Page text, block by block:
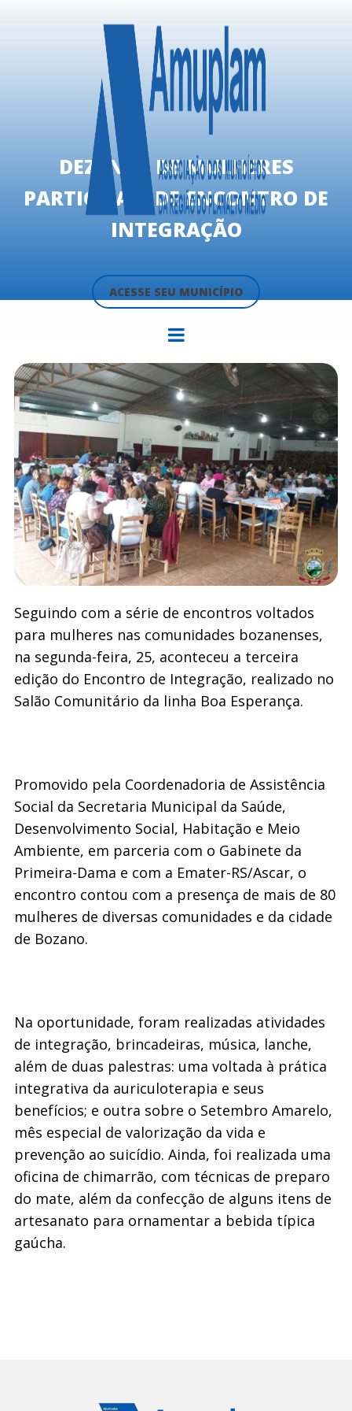
ACESSE SEU MUNICÍPIO
DEZENAS DE MULHERES
PARTICIPAM DE ENCONTRO DE
INTEGRAÇÃO
Seguindo com a série de encontros voltados
para mulheres nas comunidades bozanenses,
na segunda-feira, 25, aconteceu a terceira
edição do Encontro de Integração, realizado no
Salão Comunitário da linha Boa Esperança.
Promovido pela Coordenadoria de Assistência
Social da Secretaria Municipal da Saúde,
Desenvolvimento Social, Habitação e Meio
Ambiente, em parceria com o Gabinete da
Primeira-Dama e com a Emater-RS/Ascar, o
encontro contou com a presença de mais de 80
mulheres de diversas comunidades e da cidade
de Bozano.
Na oportunidade, foram realizadas atividades
de integração, brincadeiras, música, lanche,
além de duas palestras: uma voltada à prática
integrativa da auriculoterapia e seus
benefícios; e outra sobre o Setembro Amarelo,
mês especial de valorização da vida e
prevenção ao suicídio. Ainda, foi realizada uma
oficina de chimarrão, com técnicas de preparo
do mate, além da confecção de alguns itens de
artesanato para ornamentar a bebida típica
gaúcha.